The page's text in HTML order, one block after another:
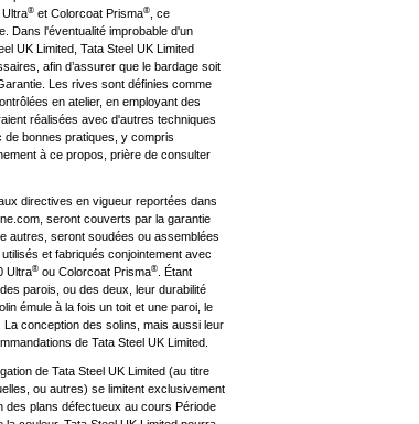
Ultra® et Colorcoat Prisma® , ce
Dans l'éventualité improbable d'un
UK Limited, Tata Steel UK Limited
afin d’assurer que le bardage soit
Les rives sont définies comme
en atelier, en employant des
réalisées avec d'autres techniques
bonnes pratiques, y compris
à ce propos, prière de consulter
directives en vigueur reportées dans
seront couverts par la garantie
autres, seront soudées ou assemblées
et fabriqués conjointement avec
Ultra® ou Colorcoat Prisma® . Étant
parois, ou des deux, leur durabilité
émule à la fois un toit et une paroi, le
La conception des solins, mais aussi leur
de Tata Steel UK Limited.
de Tata Steel UK Limited (au titre
ou autres) se limitent exclusivement
plans défectueux au cours Période